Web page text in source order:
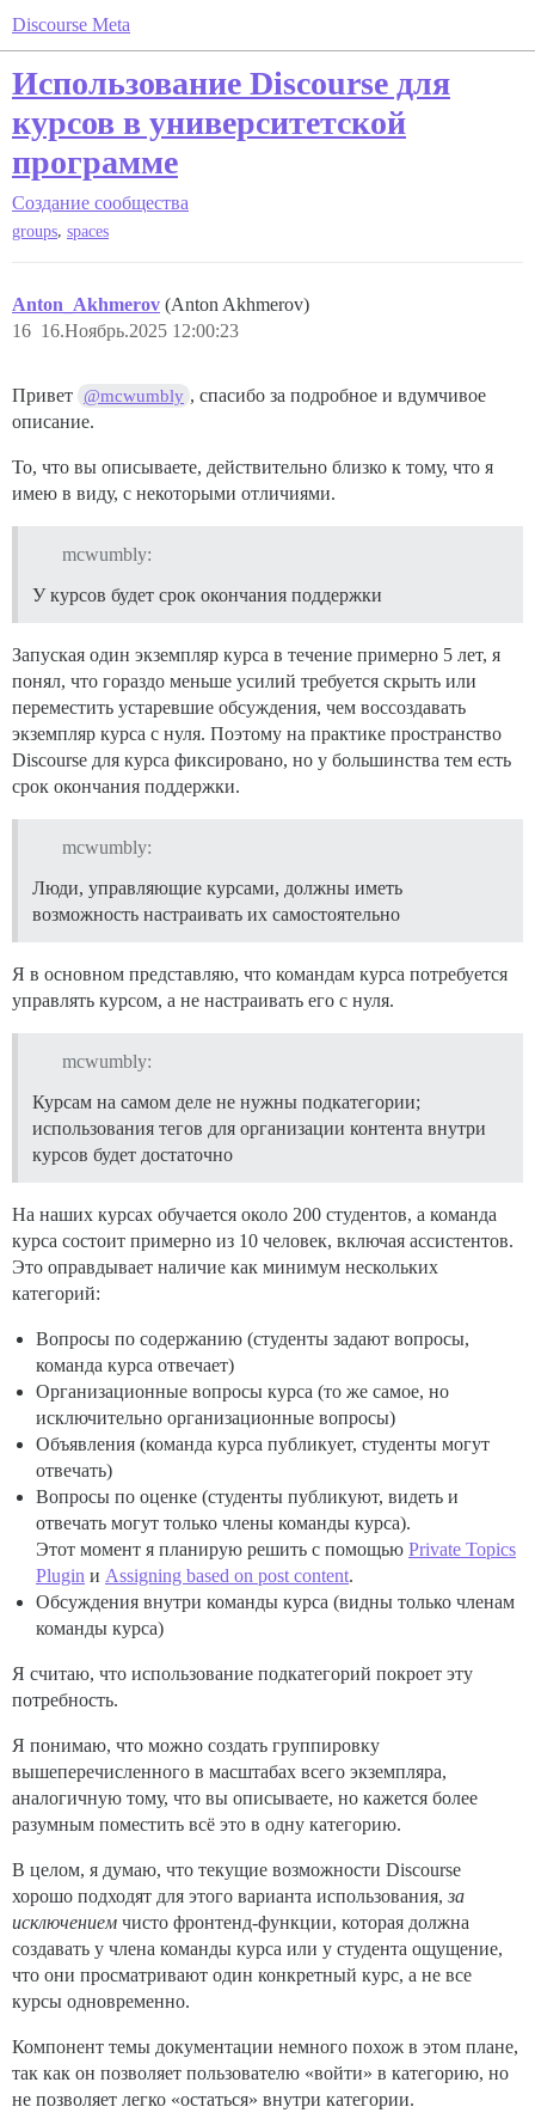
Discourse Meta
Использование Discourse для
курсов в университетской
программе
Создание сообщества
groups, spaces
Anton_Akhmerov (Anton Akhmerov)
16.Ноябрь.2025 12:00:23
16
Привет @mcwumbly , спасибо за подробное и вдумчивое
описание.
То, что вы описываете, действительно близко к тому, что я
имею в виду, с некоторыми отличиями.
mcwumbly:
У курсов будет срок окончания поддержки
Запуская один экземпляр курса в течение примерно 5 лет, я
понял, что гораздо меньше усилий требуется скрыть или
переместить устаревшие обсуждения, чем воссоздавать
экземпляр курса с нуля. Поэтому на практике пространство
Discourse для курса фиксировано, но у большинства тем есть
срок окончания поддержки.
mcwumbly:
Люди, управляющие курсами, должны иметь
возможность настраивать их самостоятельно
Я в основном представляю, что командам курса потребуется
управлять курсом, а не настраивать его с нуля.
mcwumbly:
Курсам на самом деле не нужны подкатегории;
использования тегов для организации контента внутри
курсов будет достаточно
На наших курсах обучается около 200 студентов, а команда
курса состоит примерно из 10 человек, включая ассистентов.
Это оправдывает наличие как минимум нескольких
категорий:
Вопросы по содержанию (студенты задают вопросы,
команда курса отвечает)
Организационные вопросы курса (то же самое, но
исключительно организационные вопросы)
Объявления (команда курса публикует, студенты могут
отвечать)
Вопросы по оценке (студенты публикуют, видеть и
отвечать могут только члены команды курса).
Этот момент я планирую решить с помощью Private Topics
Plugin и Assigning based on post content.
Обсуждения внутри команды курса (видны только членам
команды курса)
Я считаю, что использование подкатегорий покроет эту
потребность.
Я понимаю, что можно создать группировку
вышеперечисленного в масштабах всего экземпляра,
аналогичную тому, что вы описываете, но кажется более
разумным поместить всё это в одну категорию.
В целом, я думаю, что текущие возможности Discourse
хорошо подходят для этого варианта использования, за
исключением чисто фронтенд-функции, которая должна
создавать у члена команды курса или у студента ощущение,
что они просматривают один конкретный курс, а не все
курсы одновременно.
Компонент темы документации немного похож в этом плане,
так как он позволяет пользователю «войти» в категорию, но
не позволяет легко «остаться» внутри категории.